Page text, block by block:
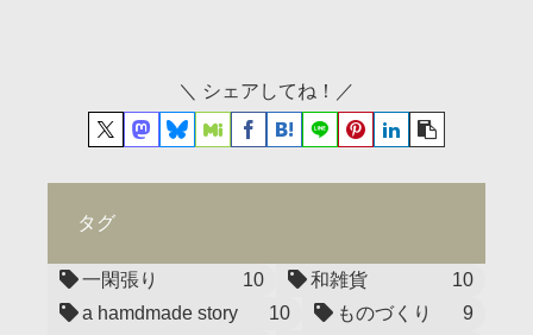
＼ シェアしてね！／
タグ
一閑張り 10 和雑貨
10
a hamdmade story
10 ものづくり
9